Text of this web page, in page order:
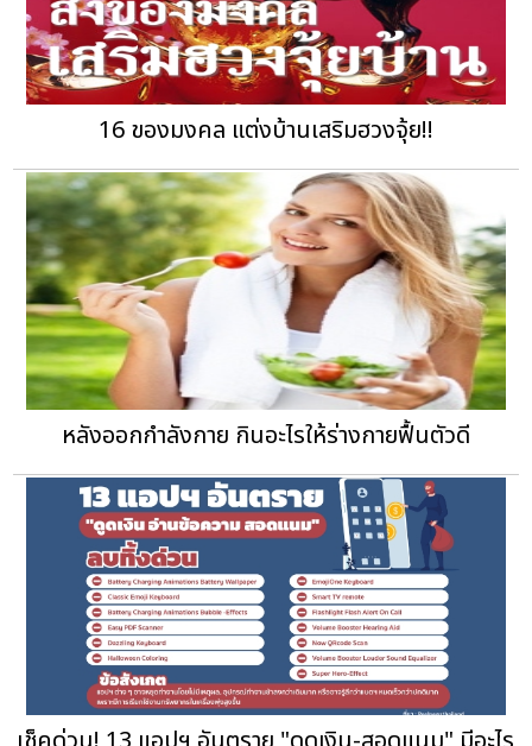
16 ของมงคล แต่งบ้านเสริมฮวงจุ้ย!!
หลังออกกำลังกาย กินอะไรให้ร่างกายฟื้นตัวดี